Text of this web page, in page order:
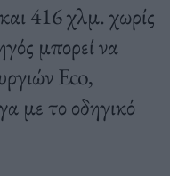
416 χλμ. χωρίς
μπορεί να
Eco,
με το οδηγικό